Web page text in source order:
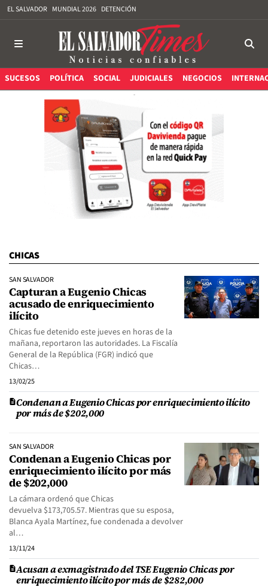
EL SALVADOR MUNDIAL 2026 DETENCIÓN
SUCESOS POLÍTICA SOCIAL JUDICIALES NEGOCIOS
CHICAS
SAN SALVADOR
Capturan a Eugenio Chicas
acusado de enriquecimiento
ilícito
Chicas fue detenido este jueves en horas de la
mañana, reportaron las autoridades. La Fiscalía
General de la República (FGR) indicó que
Chicas…
13/02/25
Condenan a Eugenio Chicas por enriquecimiento ilícito
por más de $202,000
SAN SALVADOR
Condenan a Eugenio Chicas por
enriquecimiento ilícito por más
de $202,000
La cámara ordenó que Chicas
devuelva $173,705.57. Mientras que su esposa,
Blanca Ayala Martínez, fue condenada a devolver
al…
13/11/24
Acusan a exmagistrado del TSE Eugenio Chicas por
enriquecimiento ilícito por más de $282,000